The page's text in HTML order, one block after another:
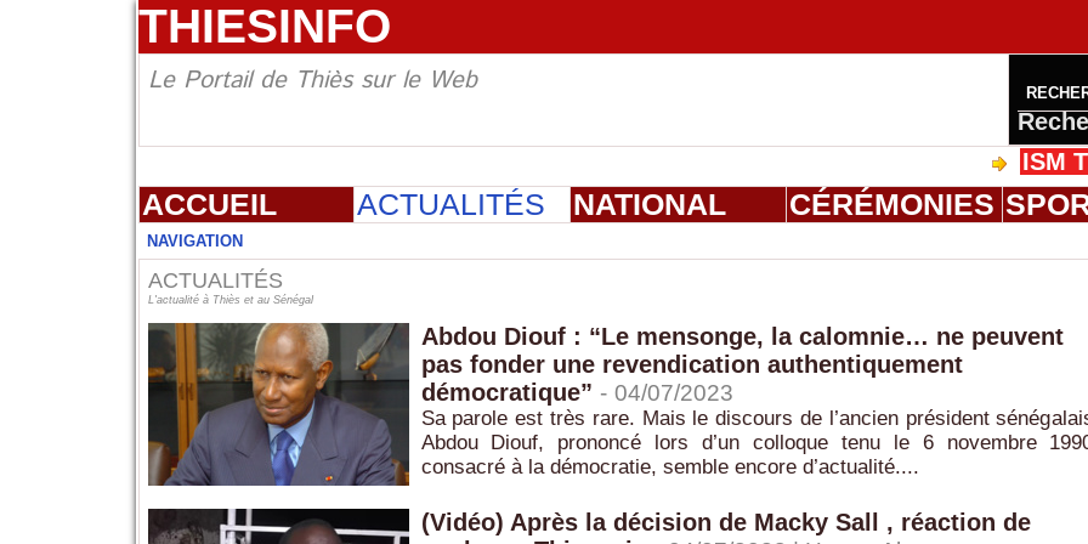
THIESINFO
Le Portail de Thiès sur le Web
ISM Thiès :
ACCUEIL ACTUALITÉS NATIONAL CÉRÉMONIES
NAVIGATION
ACTUALITÉS
L'actualité à Thiès et au Sénégal
Abdou Diouf : “Le mensonge, la calomnie… ne peuvent
pas fonder une revendication authentiquement
démocratique” - 04/07/2023
Sa parole est très rare. Mais le discours de l’ancien président
Abdou Diouf, prononcé lors d’un colloque tenu le 6 novembre
consacré à la démocratie, semble encore d’actualité....
(Vidéo) Après la décision de Macky Sall , réaction de